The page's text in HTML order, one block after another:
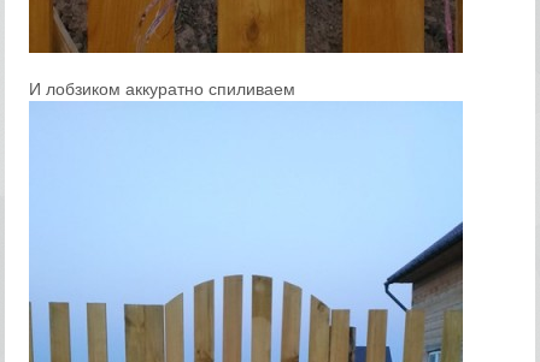
И лобзиком аккуратно спиливаем